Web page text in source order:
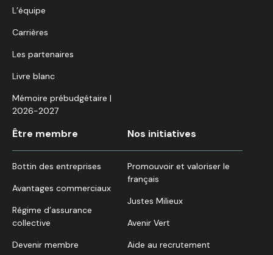
L’équipe
Carrières
Les partenaires
Livre blanc
Mémoire prébudgétaire |
2026-2027
Être membre
Bottin des entreprises
Avantages commerciaux
Régime d’assurance
collective
Devenir membre
Nos initiatives
Promouvoir et valoriser le
français
Justes Milieux
Avenir Vert
Aide au recrutement